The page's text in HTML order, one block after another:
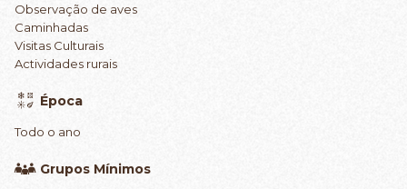
Observação de aves
Caminhadas
Visitas Culturais
Actividades rurais
Época
Todo o ano
Grupos Mínimos